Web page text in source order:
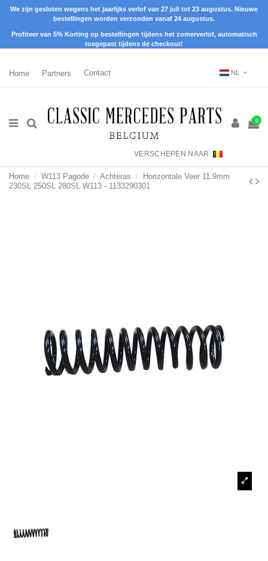
We zijn gesloten wegens het jaarlijks verlof van 27 juli tot 23 augustus. Nieuwe
bestellingen worden verzonden vanaf 24 augustus.
Profiteer van 5% Korting op bestellingen tijdens het zomerverlof, automatisch
toegepast tijdens de checkout!
Home Partners Contact NL
0
VERSCHEPEN NAAR:
Home W113 Pagode Achteras
Horizontale Veer 11.9mm
230SL 250SL 280SL W113 - 1133290301